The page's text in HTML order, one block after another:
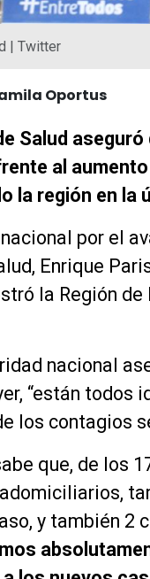
| Twitter
Oportus
Salud
al
la región en la
por el
Enrique
la Región
nacional
“están todos
los contagios
que, de los
y también 2